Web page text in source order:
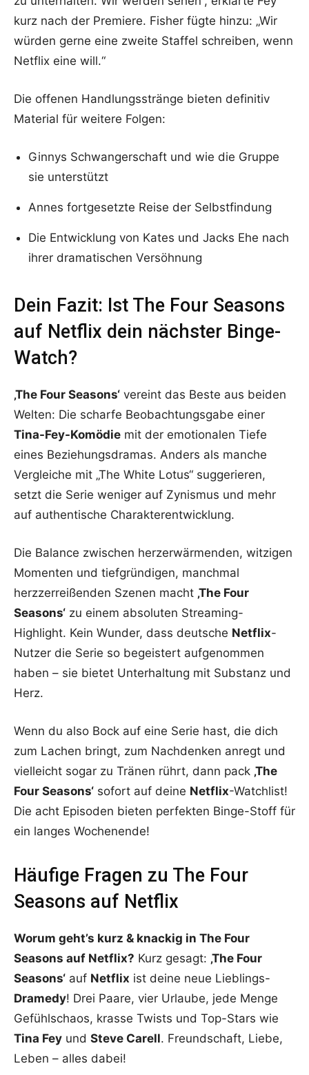
kurz nach der Premiere. Fisher fügte hinzu: „Wir
würden gerne eine zweite Staffel schreiben, wenn
Netflix eine will.“
Die offenen Handlungsstränge bieten definitiv
Material für weitere Folgen:
Ginnys Schwangerschaft und wie die Gruppe
sie unterstützt
Annes fortgesetzte Reise der Selbstfindung
Die Entwicklung von Kates und Jacks Ehe nach
ihrer dramatischen Versöhnung
Dein Fazit: Ist The Four Seasons
auf Netflix dein nächster Binge-
Watch?
‚The Four Seasons‘ vereint das Beste aus beiden
Welten: Die scharfe Beobachtungsgabe einer
Tina-Fey-Komödie mit der emotionalen Tiefe
eines Beziehungsdramas. Anders als manche
Vergleiche mit „The White Lotus“ suggerieren,
setzt die Serie weniger auf Zynismus und mehr
auf authentische Charakterentwicklung.
Die Balance zwischen herzerwärmenden, witzigen
Momenten und tiefgründigen, manchmal
herzzerreißenden Szenen macht ‚The Four
Seasons‘ zu einem absoluten Streaming-
Highlight. Kein Wunder, dass deutsche Netflix-
Nutzer die Serie so begeistert aufgenommen
haben – sie bietet Unterhaltung mit Substanz und
Herz.
Wenn du also Bock auf eine Serie hast, die dich
zum Lachen bringt, zum Nachdenken anregt und
vielleicht sogar zu Tränen rührt, dann pack ‚The
Four Seasons‘ sofort auf deine Netflix-Watchlist!
Die acht Episoden bieten perfekten Binge-Stoff für
ein langes Wochenende!
Häufige Fragen zu The Four
Seasons auf Netflix
Worum geht’s kurz & knackig in The Four
Seasons auf Netflix? Kurz gesagt: ‚The Four
Seasons‘ auf Netflix ist deine neue Lieblings-
Dramedy! Drei Paare, vier Urlaube, jede Menge
Gefühlschaos, krasse Twists und Top-Stars wie
Tina Fey und Steve Carell. Freundschaft, Liebe,
Leben – alles dabei!